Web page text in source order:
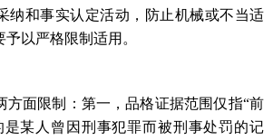
纳和事实认定活动，防止机械或不当适
以严格限制适用。
方面限制：第一，品格证据范围仅指“前
是某人曾因刑事犯罪而被刑事处罚的记